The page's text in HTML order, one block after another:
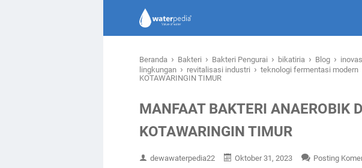
Beranda › Bakteri › Bakteri Pengurai › bikatiria › Blog ›
lingkungan › revitalisasi industri › teknologi fermentasi modern
KOTAWARINGIN TIMUR
MANFAAT BAKTERI ANAEROBIK
KOTAWARINGIN TIMUR
dewawaterpedia22 Oktober 31, 2023 Posting